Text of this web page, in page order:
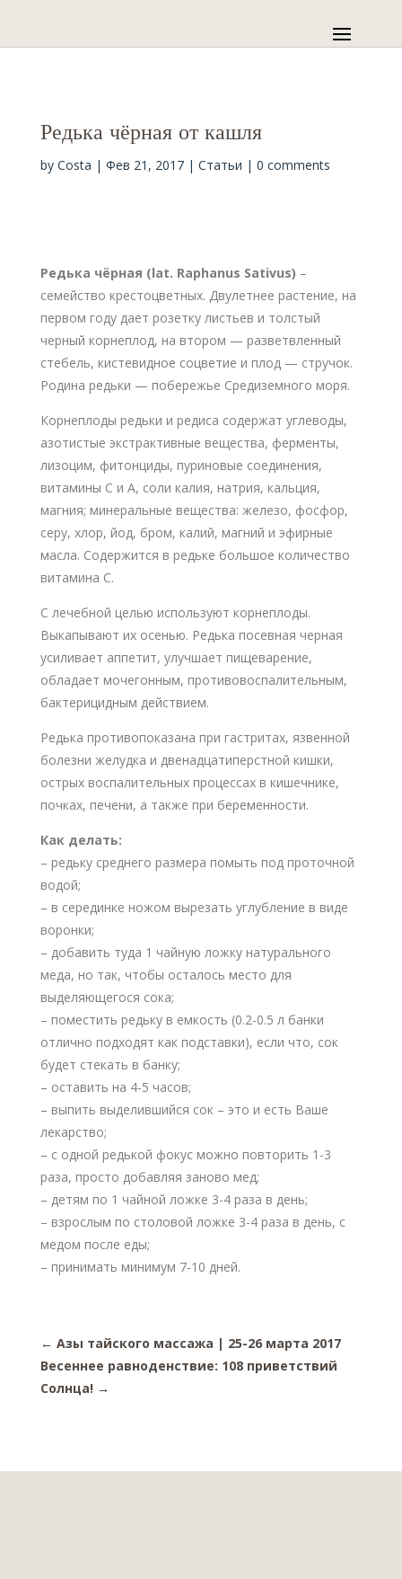
Редька чёрная от кашля
by Costa | Фев 21, 2017| Статьи | 0 comments
Редька чёрная (lat. Raphanus Sativus) –
семейство крестоцветных. Двулетнее растение, на
первом году дает розетку листьев и толстый
черный корнеплод, на втором — разветвленный
стебель, кистевидное соцветие и плод — стручок.
Родина редьки — побережье Средиземного моря.
Корнеплоды редьки и редиса содержат углеводы,
азотистые экстрактивные вещества, ферменты,
лизоцим, фитонциды, пуриновые соединения,
витамины С и А, соли калия, натрия, кальция,
магния; минеральные вещества: железо, фосфор,
серу, хлор, йод, бром, калий, магний и эфирные
масла. Содержится в редьке большое количество
витамина С.
С лечебной целью используют корнеплоды.
Выкапывают их осенью. Редька посевная черная
усиливает аппетит, улучшает пищеварение,
обладает мочегонным, противовоспалительным,
бактерицидным действием.
Редька противопоказана при гастритах, язвенной
болезни желудка и двенадцатиперстной кишки,
острых воспалительных процессах в кишечнике,
почках, печени, а также при беременности.
Как делать:
– редьку среднего размера помыть под проточной
водой;
– в серединке ножом вырезать углубление в виде
воронки;
– добавить туда 1 чайную ложку натурального
меда, но так, чтобы осталось место для
выделяющегося сока;
– поместить редьку в емкость (0.2-0.5 л банки
отлично подходят как подставки), если что, сок
будет стекать в банку;
– оставить на 4-5 часов;
– выпить выделившийся сок – это и есть Ваше
лекарство;
– с одной редькой фокус можно повторить 1-3
раза, просто добавляя заново мед;
– детям по 1 чайной ложке 3-4 раза в день;
– взрослым по столовой ложке 3-4 раза в день, с
медом после еды;
– принимать минимум 7-10 дней.
← Азы тайского массажа | 25-26 марта 2017
Весеннее равноденствие: 108 приветствий
Солнца!→